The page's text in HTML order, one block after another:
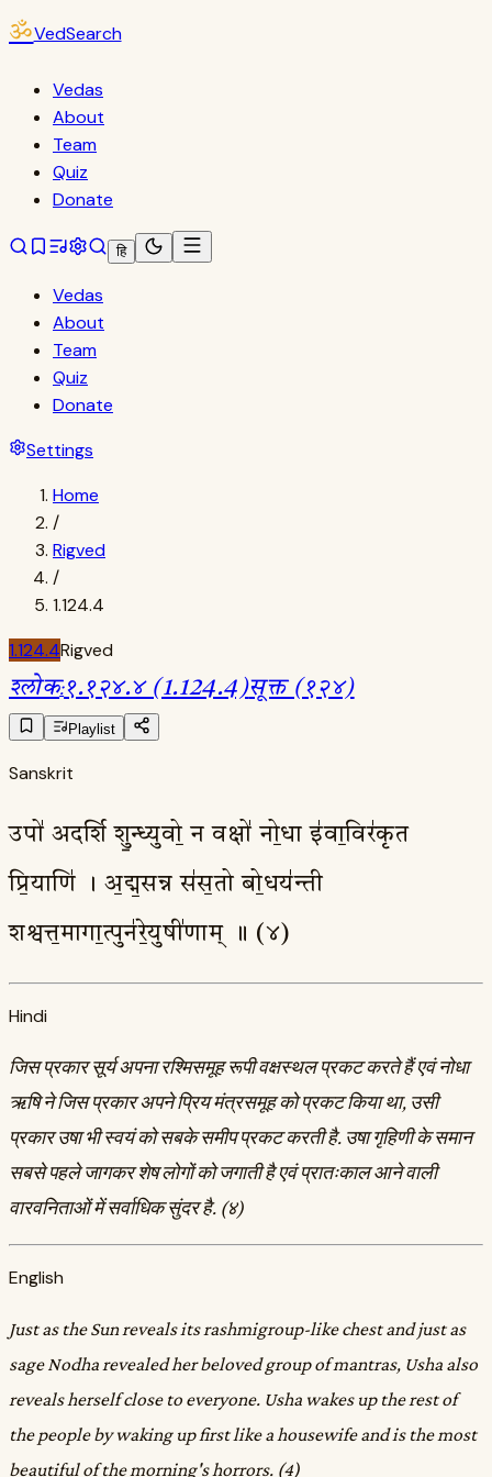
ॐVedSearch
Vedas
About
Team
Quiz
Donate
हि
Vedas
About
Team
Quiz
Donate
Settings
Home
/
Rigved
/
1.124.4
1.124.4Rigved
श्लोक:१.१२४.४ (1.124.4)सूक्त (१२४)
Playlist
Sanskrit
उपो॑ अदर्शि शु॒न्ध्युवो॒ न वक्षो॑ नो॒धा इ॑वा॒विर॑कृत
प्रि॒याणि॑ । अ॒द्म॒सन्न स॑स॒तो बो॒धय॑न्ती
शश्वत्त॒मागा॒त्पुन॑रे॒युषी॑णाम् ॥ (४)
Hindi
जिस प्रकार सूर्य अपना रश्मिसमूह रूपी वक्षस्थल प्रकट करते हैं एवं नोधा
ऋषि ने जिस प्रकार अपने प्रिय मंत्रसमूह को प्रकट किया था, उसी
प्रकार उषा भी स्वयं को सबके समीप प्रकट करती है. उषा गृहिणी के समान
सबसे पहले जागकर शेष लोगों को जगाती है एवं प्रातःकाल आने वाली
वारवनिताओं में सर्वाधिक सुंदर है. (४)
English
Just as the Sun reveals its rashmigroup-like chest and just as
sage Nodha revealed her beloved group of mantras, Usha also
reveals herself close to everyone. Usha wakes up the rest of
the people by waking up first like a housewife and is the most
beautiful of the morning's horrors. (4)